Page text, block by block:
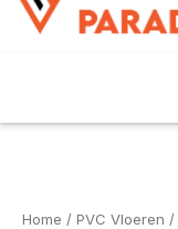
Home / PVC Vloeren /